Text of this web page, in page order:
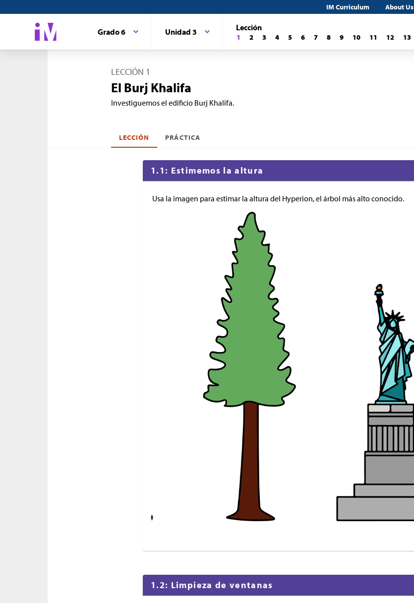
IM Curriculum About Us
Grado 6 Unidad 3 Lección
1 2 3 4 5 6 7 8 9 10 11 12 13
LECCIÓN 1
El Burj Khalifa
Investiguemos el edificio Burj Khalifa.
LECCIÓN PRÁCTICA
1.1: Estimemos la altura
Usa la imagen para estimar la altura del Hyperion, el árbol más alto conocido.
1.2: Limpieza de ventanas